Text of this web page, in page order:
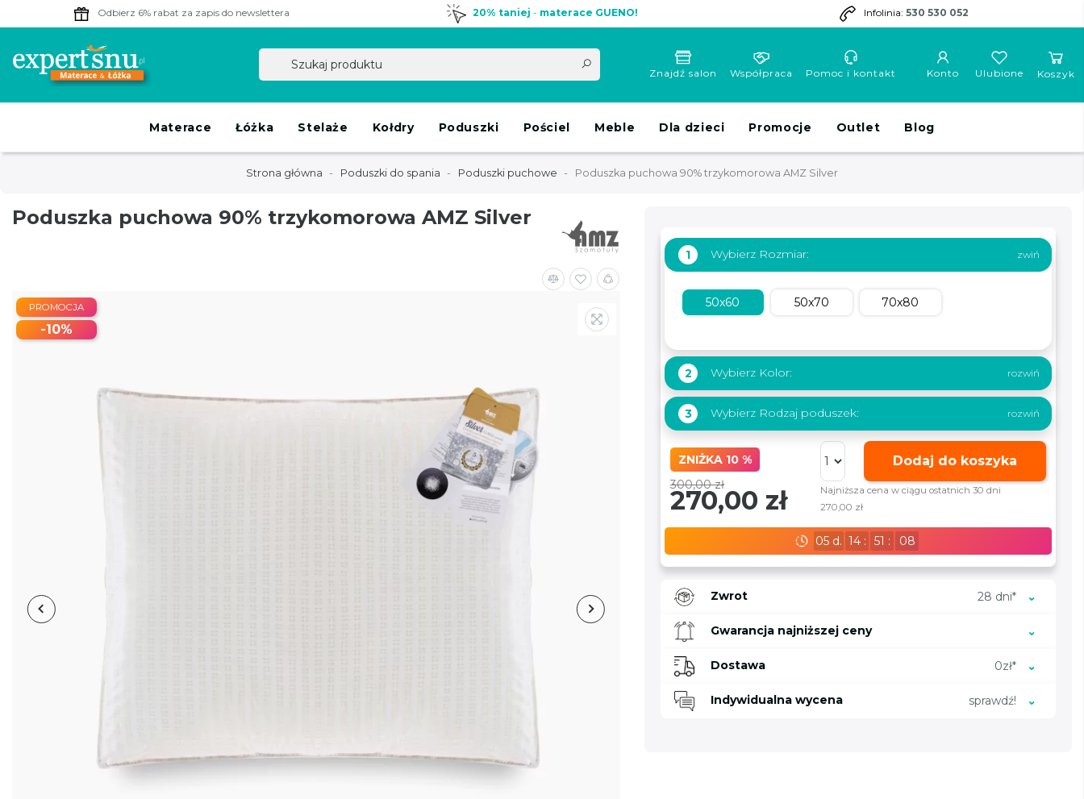
Odbierz 6% rabat za zapis do newslettera 20% taniej - materace GUENO! Infolinia: 530 530 052
Znajdź salon Współpraca Pomoc i kontakt Konto Koszyk
Ulubione
Materace Łóżka Stelaże Kołdry Poduszki Pościel Meble Dla dzieci Promocje Outlet Blog
Strona główna Poduszki do spania Poduszki puchowe Poduszka puchowa 90% trzykomorowa AMZ Silver
Poduszka puchowa 90% trzykomorowa AMZ Silver
PROMOCJA
-10%
1 Wybierz Rozmiar:
50x60 50x70 70x80
2 Wybierz Kolor:
3 Wybierz Rodzaj poduszek:
ZNIŻKA 10 %
300,00 zł
270,00 zł
Dodaj do koszyka
Najniższa cena w ciągu ostatnich 30 dni
270,00 zł
05 d. 14: 51 : 06
Zwrot 28 dni*
Gwarancja najniższej ceny
Dostawa 0zł*
Indywidualna wycena sprawdź!